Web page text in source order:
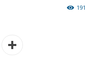
191